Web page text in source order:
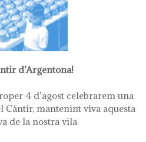
d’Argentona!
4 d’agost celebrarem una
Càntir, mantenint viva aquesta
de la nostra vila